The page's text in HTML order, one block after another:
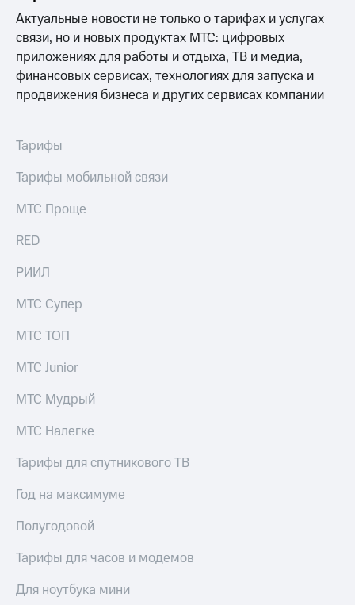
Актуальные новости не только о тарифах и услугах
связи, но и новых продуктах МТС: цифровых
приложениях для работы и отдыха, ТВ и медиа,
финансовых сервисах, технологиях для запуска и
продвижения бизнеса и других сервисах компании
Тарифы
Тарифы мобильной связи
МТС Проще
RED
РИИЛ
МТС Супер
МТС ТОП
МТС Junior
МТС Мудрый
МТС Налегке
Тарифы для спутникового ТВ
Год на максимуме
Полугодовой
Тарифы для часов и модемов
Для ноутбука мини